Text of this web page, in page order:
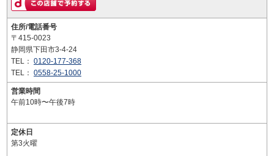
住所/電話番号
〒415-0023
静岡県下田市3-4-24
TEL： 0120-177-368
TEL： 0558-25-1000
営業時間
午前10時〜午後7時
定休日
第3火曜